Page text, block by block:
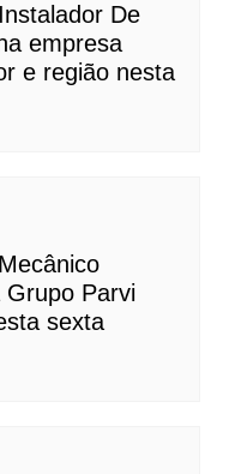
De
empresa
e região nesta
Parvi
sexta